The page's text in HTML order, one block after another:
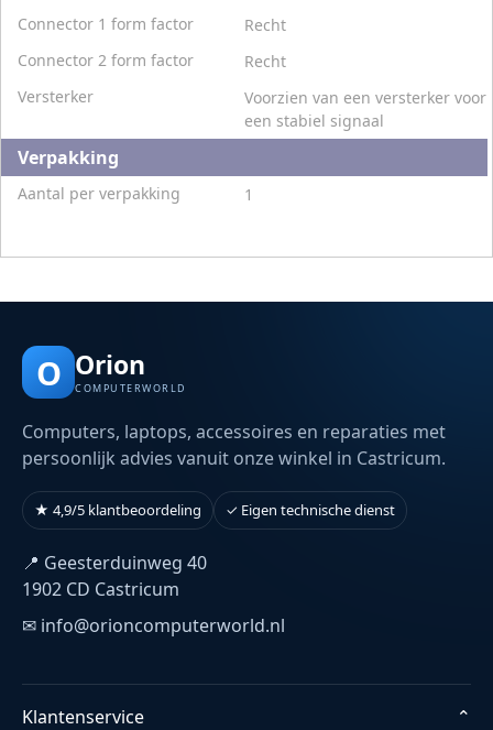
Connector 1 form factor
Recht
Connector 2 form factor
Recht
Versterker
Voorzien van een versterker voor
een stabiel signaal
Verpakking
Aantal per verpakking 1
O Orion
COMPUTERWORLD
Computers, laptops, accessoires en reparaties met
persoonlijk advies vanuit onze winkel in Castricum.
★ 4,9/5 klantbeoordeling ✓ Eigen technische dienst
📍 Geesterduinweg 40
1902 CD Castricum
✉ info@orioncomputerworld.nl
Klantenservice
⌄